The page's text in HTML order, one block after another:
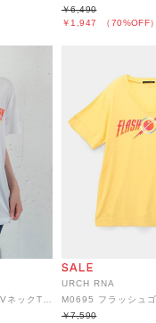
￥1,947 （70%OFF）
￥6,490
M0695 フラッシュゴードンVネックTシャツ
URCH RNA
￥7,590